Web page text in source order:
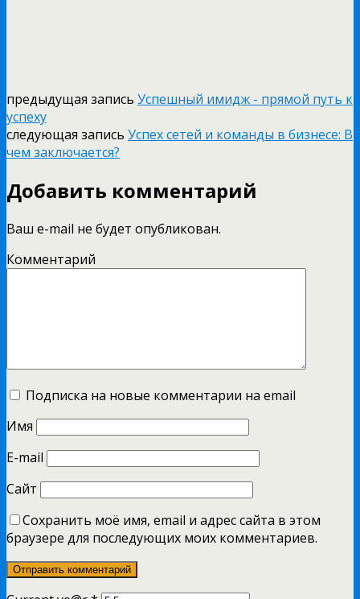
предыдущая запись Успешный имидж - прямой путь к
успеху
следующая запись Успех сетей и команды в бизнесе: В
чем заключается?
Добавить комментарий
Ваш e-mail не будет опубликован.
Комментарий
Подписка на новые комментарии на email
Имя
E-mail
Сайт
Сохранить моё имя, email и адрес сайта в этом
браузере для последующих моих комментариев.